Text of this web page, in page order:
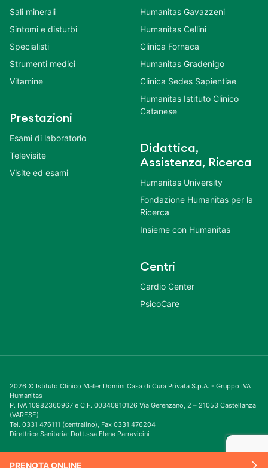
PRENOTA ONLINE
Sali minerali
Sintomi e disturbi
Specialisti
Strumenti medici
Vitamine
Prestazioni
Esami di laboratorio
Televisite
Visite ed esami
Humanitas Gavazzeni
Humanitas Cellini
Clinica Fornaca
Humanitas Gradenigo
Clinica Sedes Sapientiae
Humanitas Istituto Clinico
Catanese
Didattica,
Assistenza, Ricerca
Humanitas University
Fondazione Humanitas per la
Ricerca
Insieme con Humanitas
Centri
Cardio Center
PsicoCare
2026 © Istituto Clinico Mater Domini Casa di Cura Privata S.p.A. - Gruppo IVA
Humanitas
P. IVA 10982360967 e C.F. 00340810126 Via Gerenzano, 2 – 21053 Castellanza
(VARESE)
Tel. 0331 476111 (centralino), Fax 0331 476204
Direttrice Sanitaria: Dott.ssa Elena Parravicini